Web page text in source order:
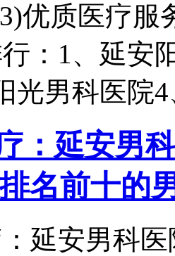
优质医疗
：1、延安
光男科医
：延安男
名前十的
延安男科